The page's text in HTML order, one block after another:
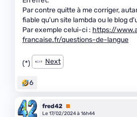
Par contre quitte à me corriger,
fiable qu'un site lambda ou le blog
Par exemple celui-ci : https://
francaise.fr/questions-de-langue
(*) Next
6
fred42 Premium
Le 17/02/2024 à 16h44